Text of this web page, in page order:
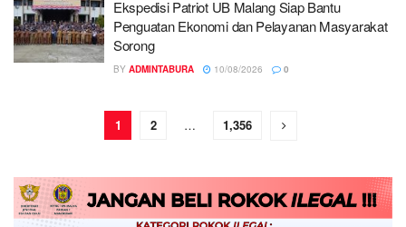
Ekspedisi Patriot UB Malang Siap Bantu
Penguatan Ekonomi dan Pelayanan Masyarakat
Sorong
BY ADMINTABURA 10/08/2026 0
1 2 … 1,356